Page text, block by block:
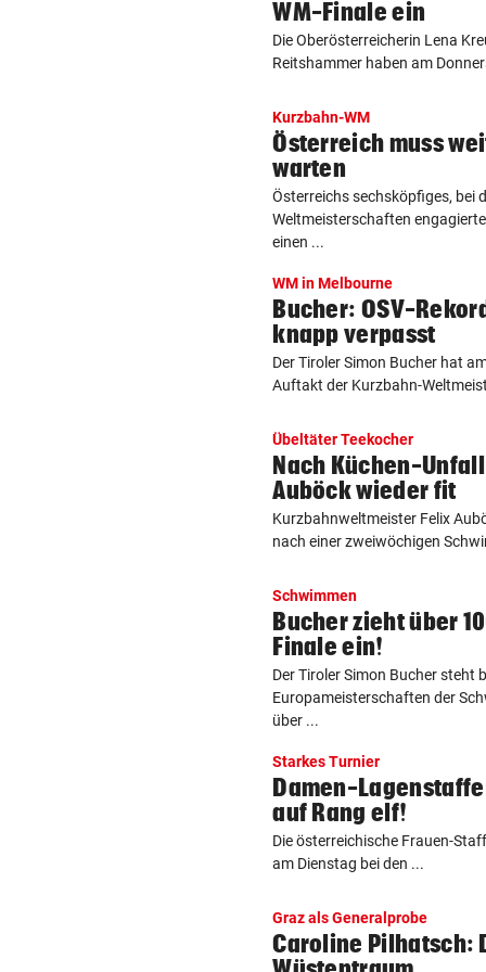
WM-Finale ein
Die Oberösterreicherin Lena
Reitshammer haben am
Kurzbahn-WM
Österreich muss
warten
Österreichs sechsköpfiges, bei
Weltmeisterschaften
einen ...
WM in Melbourne
Bucher: OSV-
knapp verpasst
Der Tiroler Simon Bucher hat
Auftakt der Kurzbahn-
Übeltäter Teekocher
Nach Küchen-
Auböck wieder fit
Kurzbahnweltmeister Felix
nach einer zweiwöchigen
Schwimmen
Bucher zieht über
Finale ein!
Der Tiroler Simon Bucher steht
Europameisterschaften der
über ...
Starkes Turnier
Damen-
auf Rang elf!
Die österreichische Frauen-
am Dienstag bei den ...
Graz als Generalprobe
Caroline Pilhatsch: